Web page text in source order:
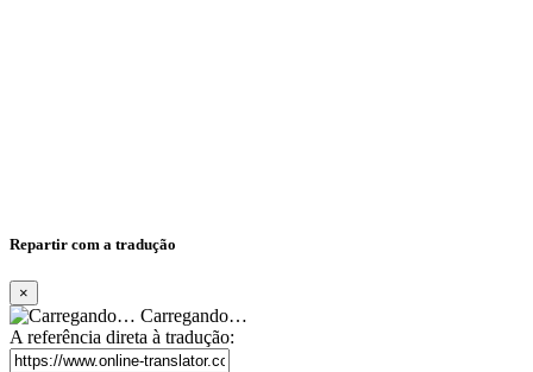
Repartir com a tradução
×
Carregando…
A referência direta à tradução: